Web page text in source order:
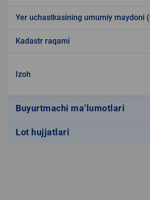
Yer uchastkasining umumiy maydoni
Kadastr raqami
Izoh
Buyurtmachi ma’lumotlari
Lot hujjatlari